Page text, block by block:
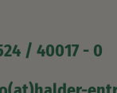
/ 40017 - 0